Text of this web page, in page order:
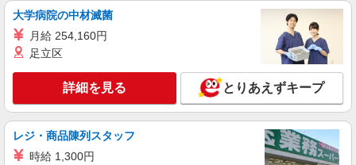
時給1500円〜2125円 ＜日払い有/週払い有/交
通費全支給(ガソリン代含む)＞
詳細を見る
派遣社員
株式会社kotrio /●NR-H-2068449
≪橋本市≫介護の現場で心を燃やせ！！！デイ
大学病院の中材滅菌
月給 254,160円
足立区
詳細を見る とりあえずキープ
レジ・商品陳列スタッフ
時給 1,300円